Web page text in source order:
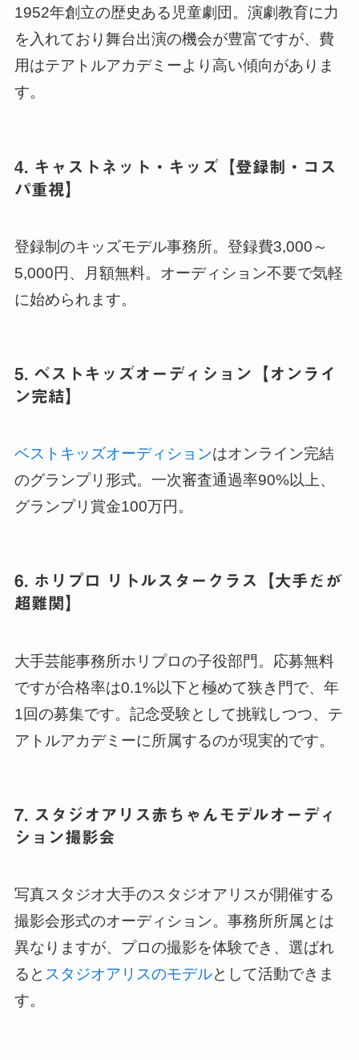
1952年創立の歴史ある児童劇団。演劇教育に力
を入れており舞台出演の機会が豊富ですが、費
用はテアトルアカデミーより高い傾向がありま
す。
4. キャストネット・キッズ【登録制・コス
パ重視】
登録制のキッズモデル事務所。登録費3,000～
5,000円、月額無料。オーディション不要で気軽
に始められます。
5. ベストキッズオーディション【オンライ
ン完結】
ベストキッズオーディションはオンライン完結
のグランプリ形式。一次審査通過率90%以上、
グランプリ賞金100万円。
6. ホリプロ リトルスタークラス【大手だが
超難関】
大手芸能事務所ホリプロの子役部門。応募無料
ですが合格率は0.1%以下と極めて狭き門で、年
1回の募集です。記念受験として挑戦しつつ、テ
アトルアカデミーに所属するのが現実的です。
7. スタジオアリス赤ちゃんモデルオーディ
ション撮影会
写真スタジオ大手のスタジオアリスが開催する
撮影会形式のオーディション。事務所所属とは
異なりますが、プロの撮影を体験でき、選ばれ
ると スタジオアリスのモデルとして活動できま
す。